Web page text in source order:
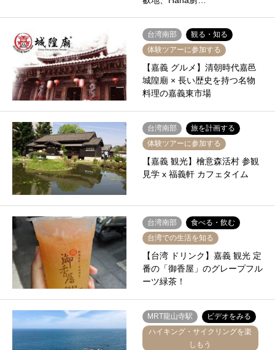
台湾南部
観る・知る
体験ツアーに参加する
【嘉義 グルメ】清朝時代嘉邑
城隍廟 × 長い歴史を持つ名物
料理の嘉義東市場
台湾南部
旅を計画する
体験ツアーに参加する
【嘉義 観光】檜意森活村 参観
見学 x 福義軒 カフェタイム
台湾南部
食べる・飲む
台湾での生活を知る
【台湾 ドリンク】嘉義 観光 定
番の「御香屋」のグレープフル
ーツ緑茶！
MRT龍山寺駅
ビデオをみる
ハイキング・サイクリングを楽
しもう